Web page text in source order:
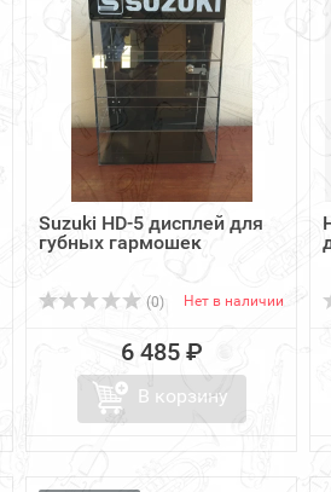
Suzuki HD-5 дисплей для
губных гармошек
(0) Нет в наличии
6 485 ₽
В корзину